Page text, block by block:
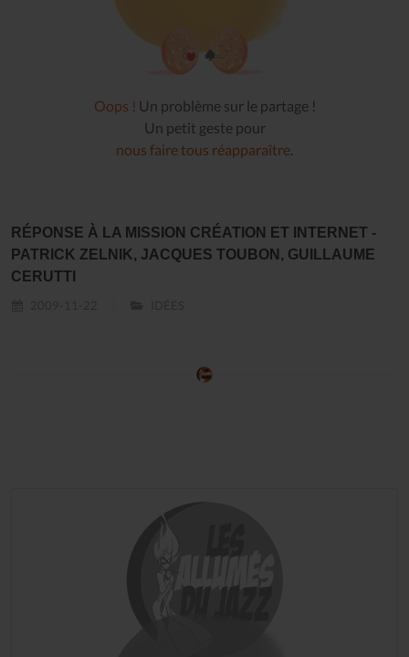
Oops ! Un problème sur le partage !
Un petit geste pour
nous faire tous réapparaître.
RÉPONSE À LA MISSION CRÉATION ET INTERNET -
PATRICK ZELNIK, JACQUES TOUBON, GUILLAUME
CERUTTI